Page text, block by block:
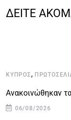
ΔΕΙΤΕ
ΚΎΠΡΟΣ,
Ανακοινώθηκαν
06/08/2026